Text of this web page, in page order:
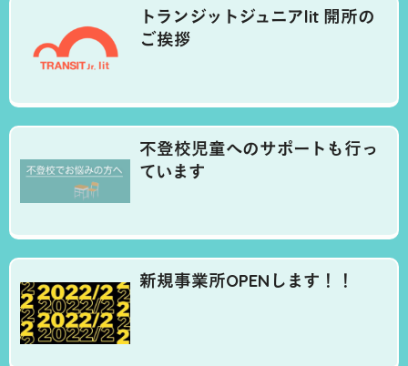
トランジットジュニアlit 開所の
ご挨拶
不登校児童へのサポートも行っ
ています
新規事業所OPENします！！